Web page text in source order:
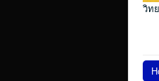
วิท